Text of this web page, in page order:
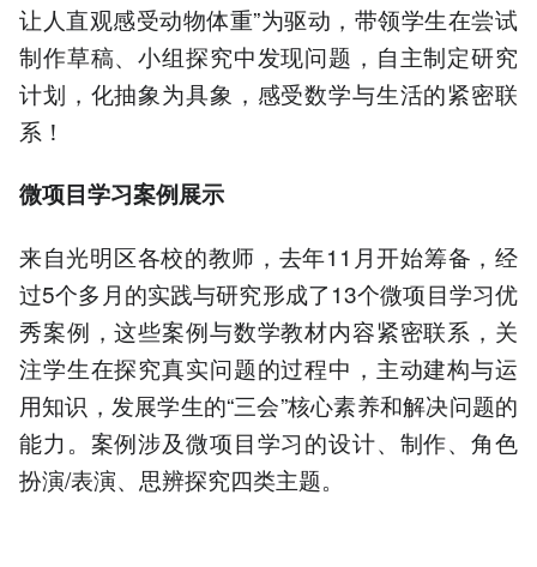
让人直观感受动物体重”为驱动，带领学生在尝试
制作草稿、小组探究中发现问题，自主制定研究
计划，化抽象为具象，感受数学与生活的紧密联
系！
微项目学习案例展示
来自光明区各校的教师，去年11月开始筹备，经
过5个多月的实践与研究形成了13个微项目学习优
秀案例，这些案例与数学教材内容紧密联系，关
注学生在探究真实问题的过程中，主动建构与运
用知识，发展学生的“三会”核心素养和解决问题的
能力。案例涉及微项目学习的设计、制作、角色
扮演/表演、思辨探究四类主题。